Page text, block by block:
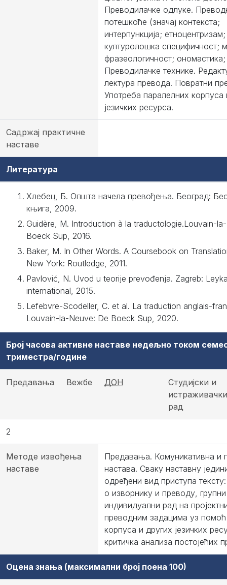
Преводилачке одлуке.
потешкоће (значај контекста;
интерпункција; етноцентризам;
културолошка специфичност;
фразеологичност;
Преводилачке технике.
лектура превода. Повратни
Употреба паралелних корпуса
језичких ресурса.
Садржај практичне
наставе
Литература
Хлебец, Б. Општа начела превођења. Београд:
књига, 2009.
Guidère, M. Introduction à la traductologie.Louvain-
Boeck Sup, 2016.
Baker, M. In Other Words. A Coursebook on
New York: Routledge, 2011.
Pavlović, N. Uvod u teorije prevođenja. Zagreb:
international, 2015.
Lefebvre-Scodeller, C. et al. La traduction anglais-
Louvain-la-Neuve: De Boeck Sup, 2020.
Број часова активне наставе недељно током
триместра/године
Предавања Вежбе ДОН
Студијски и
истраживачки
рад
2
Методе извођења
наставе
Предавања. Комуникативна и
настава. Сваку наставну
одређени вид приступа
о изворнику и преводу,
индивидуални рад на
преводним задацима уз
корпуса и других језичких
критичка анализа постојећих
Оцена знања (максимални број поена 100)